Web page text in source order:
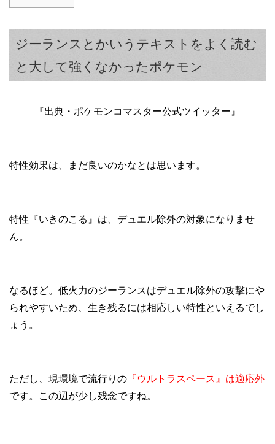
ジーランスとかいうテキストをよく読む
と大して強くなかったポケモン
『出典・ポケモンコマスター公式ツイッター』
特性効果は、まだ良いのかなとは思います。
特性『いきのこる』は、デュエル除外の対象になりませ
ん。
なるほど。低火力のジーランスはデュエル除外の攻撃にや
られやすいため、生き残るには相応しい特性といえるでし
ょう。
ただし、現環境で流行りの 『ウルトラスペース』は適応外
です。この辺が少し残念ですね。